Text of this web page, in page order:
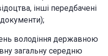
інші передбачені
володіння державною
загальну середню